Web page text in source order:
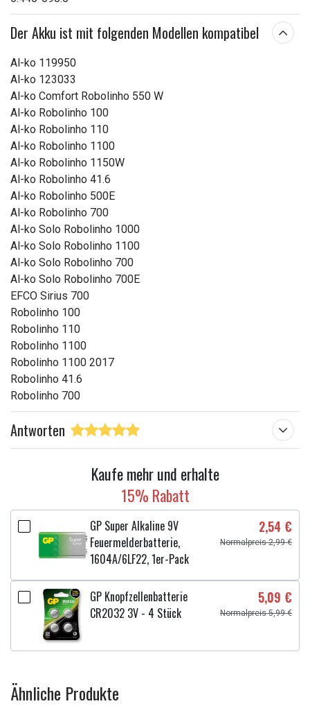
Der Akku ist mit folgenden Modellen kompatibel
Al-ko 119950
Al-ko 123033
Al-ko Comfort Robolinho 550 W
Al-ko Robolinho 100
Al-ko Robolinho 110
Al-ko Robolinho 1100
Al-ko Robolinho 1150W
Al-ko Robolinho 41.6
Al-ko Robolinho 500E
Al-ko Robolinho 700
Al-ko Solo Robolinho 1000
Al-ko Solo Robolinho 1100
Al-ko Solo Robolinho 700
Al-ko Solo Robolinho 700E
EFCO Sirius 700
Robolinho 100
Robolinho 110
Robolinho 1100
Robolinho 1100 2017
Robolinho 41.6
Robolinho 700
Antworten
Kaufe mehr und erhalte
15% Rabatt
GP Super Alkaline 9V
Feuermelderbatterie,
1604A/6LF22, 1er-Pack
2,54 €
Normalpreis 2,99 €
GP Knopfzellenbatterie
CR2032 3V - 4 Stück
5,09 €
Normalpreis 5,99 €
Ähnliche Produkte